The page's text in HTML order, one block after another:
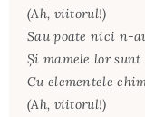
(Ah, viitorul!)
Sau poate nici n-
Şi mamele lor
Cu elementele
(Ah, viitorul!)